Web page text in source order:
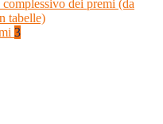
dei premi (da
tabelle)
3